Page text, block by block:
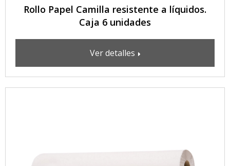
Rollo Papel Camilla resistente a líquidos.
Caja 6 unidades
Ver detalles